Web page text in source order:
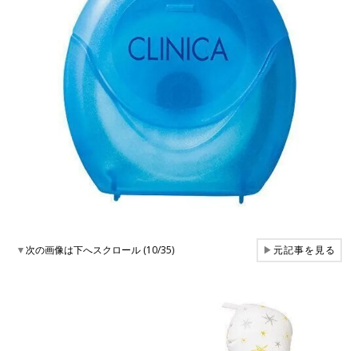
▼次の画像は下へスクロール (10/35) ▶元記事を見る